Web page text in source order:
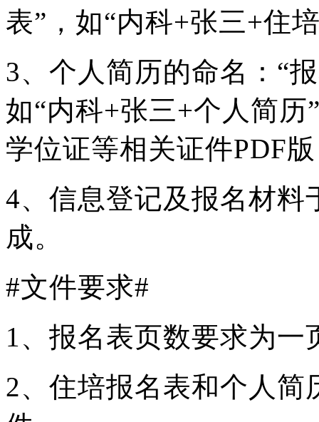
表”，如“内科+张三+住
3、个人简历的命名：“
如“内科+张三+个人简
学位证等相关证件PDF
4、信息登记及报名材料
成。
#文件要求#
1、报名表页数要求为一
2、住培报名表和个人简